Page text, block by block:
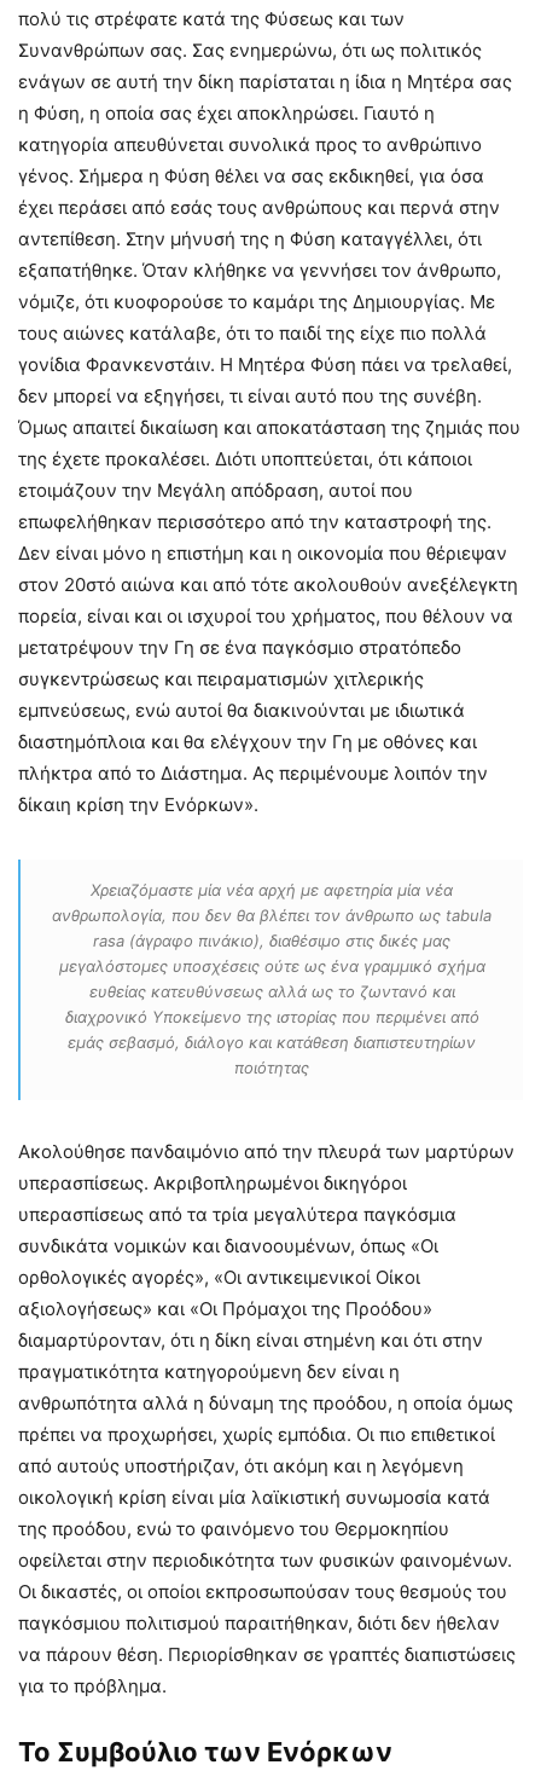
πολύ τις στρέφατε κατά της Φύσεως και των
Συνανθρώπων σας. Σας ενημερώνω, ότι ως πολιτικός
ενάγων σε αυτή την δίκη παρίσταται η ίδια η Μητέρα σας
η Φύση, η οποία σας έχει αποκληρώσει. Γιαυτό η
κατηγορία απευθύνεται συνολικά προς το ανθρώπινο
γένος. Σήμερα η Φύση θέλει να σας εκδικηθεί, για όσα
έχει περάσει από εσάς τους ανθρώπους και περνά στην
αντεπίθεση. Στην μήνυσή της η Φύση καταγγέλλει, ότι
εξαπατήθηκε. Όταν κλήθηκε να γεννήσει τον άνθρωπο,
νόμιζε, ότι κυοφορούσε το καμάρι της Δημιουργίας. Με
τους αιώνες κατάλαβε, ότι το παιδί της είχε πιο πολλά
γονίδια Φρανκενστάιν. Η Μητέρα Φύση πάει να τρελαθεί,
δεν μπορεί να εξηγήσει, τι είναι αυτό που της συνέβη.
Όμως απαιτεί δικαίωση και αποκατάσταση της ζημιάς που
της έχετε προκαλέσει. Διότι υποπτεύεται, ότι κάποιοι
ετοιμάζουν την Μεγάλη απόδραση, αυτοί που
επωφελήθηκαν περισσότερο από την καταστροφή της.
Δεν είναι μόνο η επιστήμη και η οικονομία που θέριεψαν
στον 20στό αιώνα και από τότε ακολουθούν ανεξέλεγκτη
πορεία, είναι και οι ισχυροί του χρήματος, που θέλουν να
μετατρέψουν την Γη σε ένα παγκόσμιο στρατόπεδο
συγκεντρώσεως και πειραματισμών χιτλερικής
εμπνεύσεως, ενώ αυτοί θα διακινούνται με ιδιωτικά
διαστημόπλοια και θα ελέγχουν την Γη με οθόνες και
πλήκτρα από το Διάστημα. Ας περιμένουμε λοιπόν την
δίκαιη κρίση την Ενόρκων».
Χρειαζόμαστε μία νέα αρχή με αφετηρία μία νέα
ανθρωπολογία, που δεν θα βλέπει τον άνθρωπο ως tabula
rasa (άγραφο πινάκιο), διαθέσιμο στις δικές μας
μεγαλόστομες υποσχέσεις ούτε ως ένα γραμμικό σχήμα
ευθείας κατευθύνσεως αλλά ως το ζωντανό και
διαχρονικό Υποκείμενο της ιστορίας που περιμένει από
εμάς σεβασμό, διάλογο και κατάθεση διαπιστευτηρίων
ποιότητας
Ακολούθησε πανδαιμόνιο από την πλευρά των μαρτύρων
υπερασπίσεως. Ακριβοπληρωμένοι δικηγόροι
υπερασπίσεως από τα τρία μεγαλύτερα παγκόσμια
συνδικάτα νομικών και διανοουμένων, όπως «Οι
ορθολογικές αγορές», «Οι αντικειμενικοί Οίκοι
αξιολογήσεως» και «Οι Πρόμαχοι της Προόδου»
διαμαρτύρονταν, ότι η δίκη είναι στημένη και ότι στην
πραγματικότητα κατηγορούμενη δεν είναι η
ανθρωπότητα αλλά η δύναμη της προόδου, η οποία όμως
πρέπει να προχωρήσει, χωρίς εμπόδια. Οι πιο επιθετικοί
από αυτούς υποστήριζαν, ότι ακόμη και η λεγόμενη
οικολογική κρίση είναι μία λαϊκιστική συνωμοσία κατά
της προόδου, ενώ το φαινόμενο του Θερμοκηπίου
οφείλεται στην περιοδικότητα των φυσικών φαινομένων.
Οι δικαστές, οι οποίοι εκπροσωπούσαν τους θεσμούς του
παγκόσμιου πολιτισμού παραιτήθηκαν, διότι δεν ήθελαν
να πάρουν θέση. Περιορίσθηκαν σε γραπτές διαπιστώσεις
για το πρόβλημα.
Το Συμβούλιο των Ενόρκων